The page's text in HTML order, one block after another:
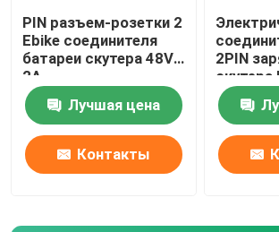
PIN разъем-розетки 2
Ebike соединителя
батареи скутера 48V
2A
Лучшая цена
Контакты
2PIN
делает